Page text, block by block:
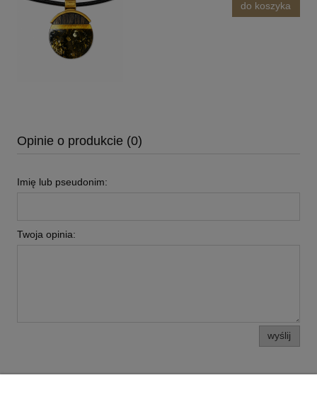
do koszyka
Opinie o produkcie (0)
Imię lub pseudonim:
Twoja opinia:
wyślij